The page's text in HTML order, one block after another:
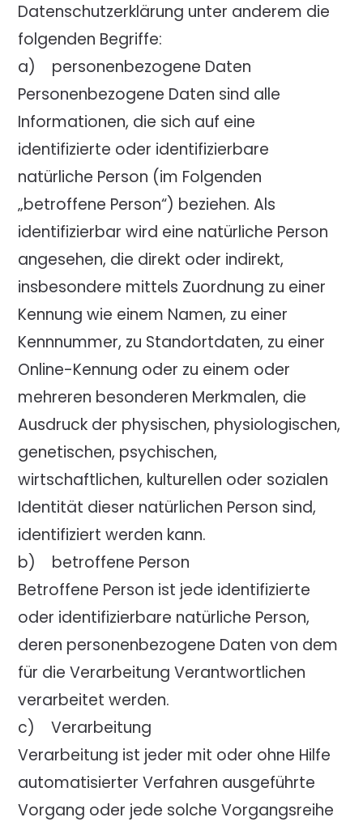
Datenschutzerklärung unter anderem die
folgenden Begriffe:
a) personenbezogene Daten
Personenbezogene Daten sind alle
Informationen, die sich auf eine
identifizierte oder identifizierbare
natürliche Person (im Folgenden
„betroffene Person“) beziehen. Als
identifizierbar wird eine natürliche Person
angesehen, die direkt oder indirekt,
insbesondere mittels Zuordnung zu einer
Kennung wie einem Namen, zu einer
Kennnummer, zu Standortdaten, zu einer
Online-Kennung oder zu einem oder
mehreren besonderen Merkmalen, die
Ausdruck der physischen, physiologischen,
genetischen, psychischen,
wirtschaftlichen, kulturellen oder sozialen
Identität dieser natürlichen Person sind,
identifiziert werden kann.
b) betroffene Person
Betroffene Person ist jede identifizierte
oder identifizierbare natürliche Person,
deren personenbezogene Daten von dem
für die Verarbeitung Verantwortlichen
verarbeitet werden.
c) Verarbeitung
Verarbeitung ist jeder mit oder ohne Hilfe
automatisierter Verfahren ausgeführte
Vorgang oder jede solche Vorgangsreihe